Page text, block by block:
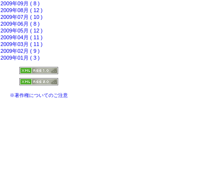
2009年09月 ( 8 )
2009年08月 ( 12 )
2009年07月 ( 10 )
2009年06月 ( 8 )
2009年05月 ( 12 )
2009年04月 ( 11 )
2009年03月 ( 11 )
2009年02月 ( 9 )
2009年01月 ( 3 )
※著作権についてのご注意